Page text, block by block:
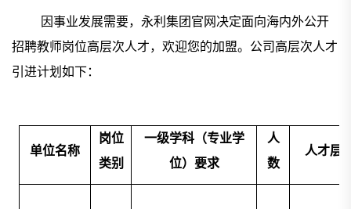
因事业发展需要，永利集团官网决定面向海内外公开
招聘教师岗位高层次人才，欢迎您的加盟。公司高层次人才
引进计划如下：
单位名称
岗位
类别
一级学科（专业学
位）要求
人
数
人才层